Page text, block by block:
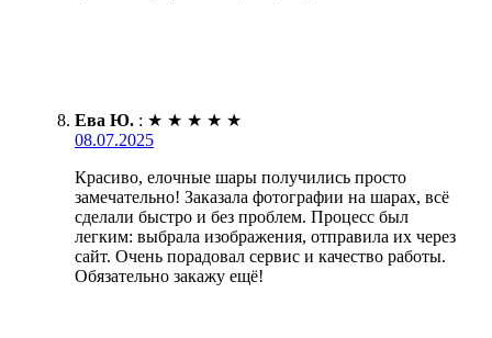
Ева Ю. : ★ ★ ★ ★ ★
08.07.2025
Красиво, елочные шары получились просто
замечательно! Заказала фотографии на шарах, всё
сделали быстро и без проблем. Процесс был
легким: выбрала изображения, отправила их через
сайт. Очень порадовал сервис и качество работы.
Обязательно закажу ещё!